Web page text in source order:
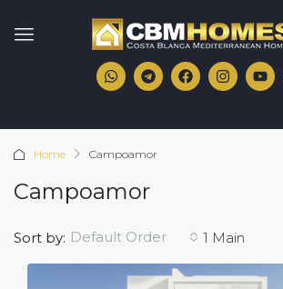
Home Campoamor
Campoamor
1 Main
Sort by: Default Order